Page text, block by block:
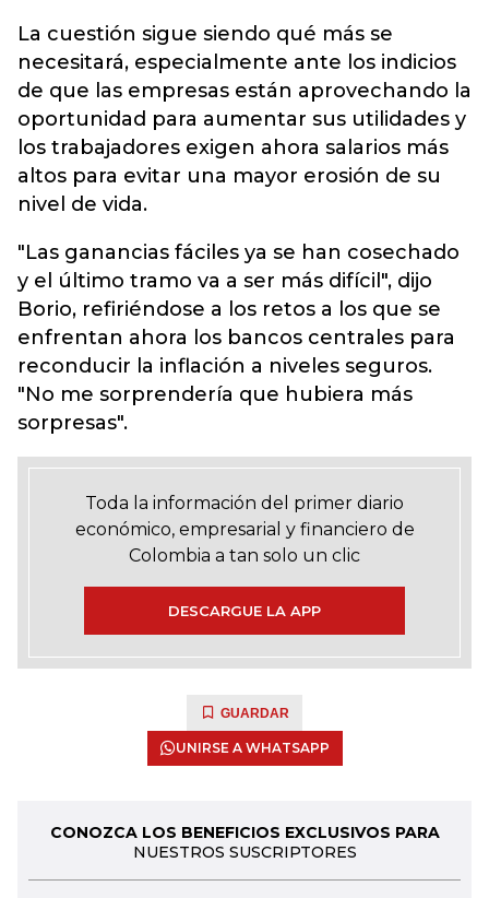
La cuestión sigue siendo qué más se
necesitará, especialmente ante los indicios
de que las empresas están aprovechando la
oportunidad para aumentar sus utilidades y
los trabajadores exigen ahora salarios más
altos para evitar una mayor erosión de su
nivel de vida.
"Las ganancias fáciles ya se han cosechado
y el último tramo va a ser más difícil", dijo
Borio, refiriéndose a los retos a los que se
enfrentan ahora los bancos centrales para
reconducir la inflación a niveles seguros.
"No me sorprendería que hubiera más
sorpresas".
Toda la información del primer diario
económico, empresarial y financiero de
Colombia a tan solo un clic
DESCARGUE LA APP
GUARDAR
UNIRSE A WHATSAPP
CONOZCA LOS BENEFICIOS EXCLUSIVOS PARA
NUESTROS SUSCRIPTORES